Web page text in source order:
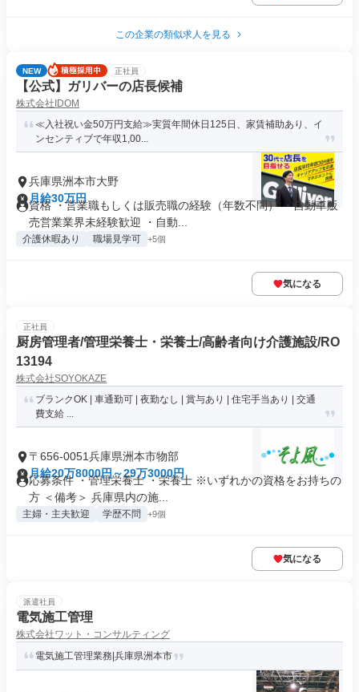
この企業の類似求人を見る
NEW 正社員
【公式】ガリバーの店長候補
株式会社IDOM
≪入社祝い金50万円支給≫実質年間休日125日、家賃補助あり、イ
ンセンティブで年収1,00...
兵庫県洲本市大野
月給30万円
資格 ・営業職もしくは販売職の経験（年数不問） ・自動車販
売営業業界未経験歓迎 ・自動...
介護休暇あり 職場見学可 +5個
気になる
正社員
厨房管理者/管理栄養士・栄養士/高齢者向け介護施設/RO
13194
株式会社SOYOKAZE
ブランクOK | 車通勤可 | 夜勤なし | 賞与あり | 住宅手当あり | 交通
費支給 ...
〒656-0051兵庫県洲本市物部
月給20万8000円～29万3000円
応募条件 ・管理栄養士 ・栄養士 ※いずれかの資格をお持ちの
方 ＜備考＞ 兵庫県内の施...
主婦・主夫歓迎 学歴不問 +9個
気になる
派遣社員
電気施工管理
株式会社ワット・コンサルティング
電気施工管理業務|兵庫県洲本市